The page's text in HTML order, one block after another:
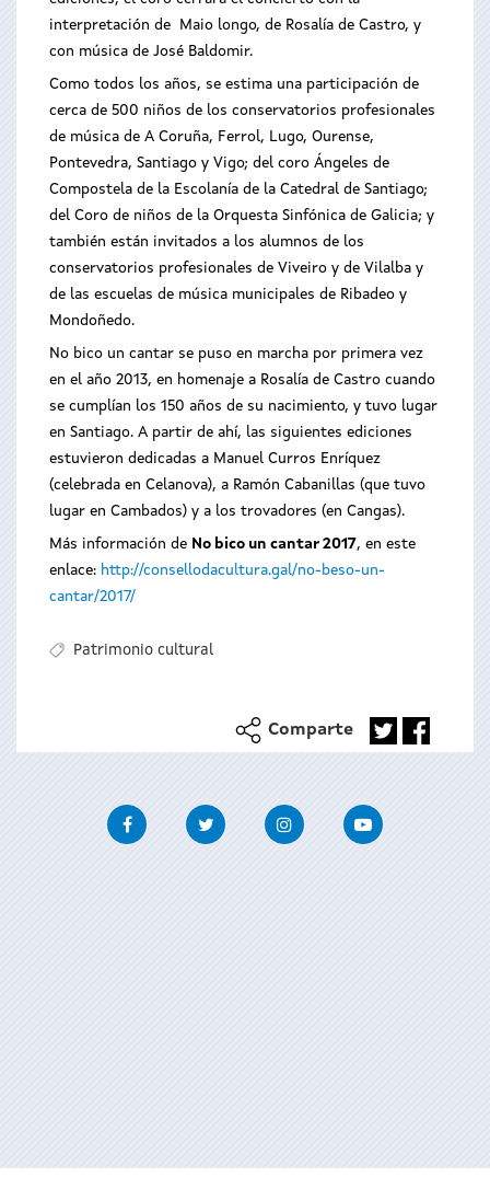
interpretación de Maio longo, de Rosalía de Castro, y
con música de José Baldomir.
Como todos los años, se estima una participación de
cerca de 500 niños de los conservatorios profesionales
de música de A Coruña, Ferrol, Lugo, Ourense,
Pontevedra, Santiago y Vigo; del coro Ángeles de
Compostela de la Escolanía de la Catedral de Santiago;
del Coro de niños de la Orquesta Sinfónica de Galicia; y
también están invitados a los alumnos de los
conservatorios profesionales de Viveiro y de Vilalba y
de las escuelas de música municipales de Ribadeo y
Mondoñedo.
No bico un cantar se puso en marcha por primera vez
en el año 2013, en homenaje a Rosalía de Castro cuando
se cumplían los 150 años de su nacimiento, y tuvo lugar
en Santiago. A partir de ahí, las siguientes ediciones
estuvieron dedicadas a Manuel Curros Enríquez
(celebrada en Celanova), a Ramón Cabanillas (que tuvo
lugar en Cambados) y a los trovadores (en Cangas).
Más información de No bico un cantar 2017, en este
enlace: http://consellodacultura.gal/no-beso-un-
cantar/2017/
Patrimonio cultural
Comparte
FacebookTwitter InstagramYoutube